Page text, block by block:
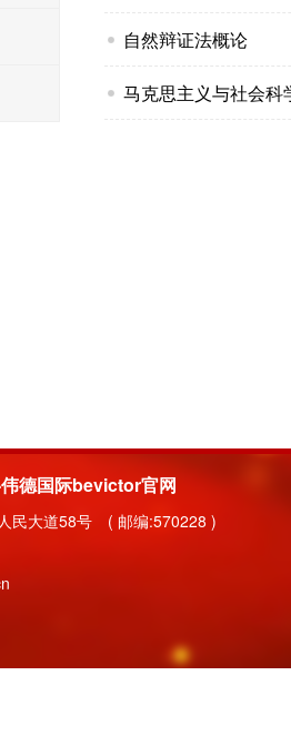
自然辩证法概论
马克思主义与社会科
德国际bevictor官网
民大道58号 ( 邮编:570228 )